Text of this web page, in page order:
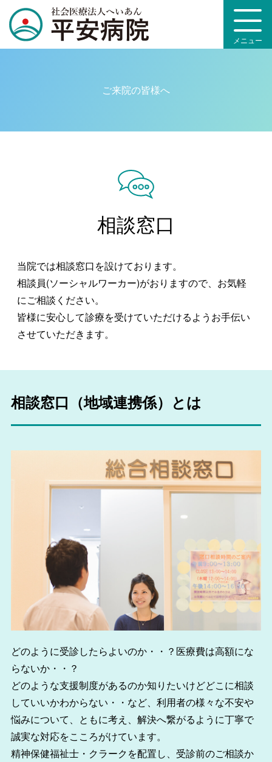
メニュー
ご来院の皆様へ
相談窓口
当院では相談窓口を設けております。
相談員(ソーシャルワーカー)がおりますので、お気軽
にご相談ください。
皆様に安心して診療を受けていただけるようお手伝い
させていただきます。
相談窓口（地域連携係）とは
どのように受診したらよいのか・・？医療費は高額にな
らないか・・？
どのような支援制度があるのか知りたいけどどこに相談
していいかわからない・・など、利用者の様々な不安や
悩みについて、ともに考え、解決へ繋がるように丁寧で
誠実な対応をこころがけています。
精神保健福祉士・クラークを配置し、受診前のご相談か